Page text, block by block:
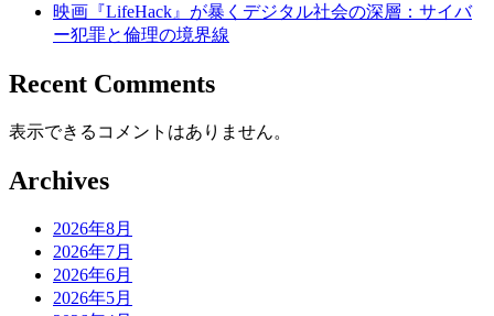
映画『LifeHack』が暴くデジタル社会の深層：サイバ
ー犯罪と倫理の境界線
Recent Comments
表示できるコメントはありません。
Archives
2026年8月
2026年7月
2026年6月
2026年5月